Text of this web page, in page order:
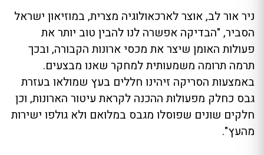
ניר אור לב, אוצר לארכאולוגיה מצרית, במוזיאון ישראל
הסביר, "הבדיקה אפשרה לנו להבין טוב יותר את
פעולות האומן שיצר את מכסי ארונות הקבורה, ובכך
תרמה תרומה משמעותית למחקר שאנו מבצעים.
באמצעות הסריקה זיהינו חללים בעץ שמולאו בעזרת
גבס כחלק מפעולות ההכנה לקראת עיטור הארונות, וכן
חלקים שונים שפוסלו מגבס במלואם ולא גולפו ישירות
מהעץ".